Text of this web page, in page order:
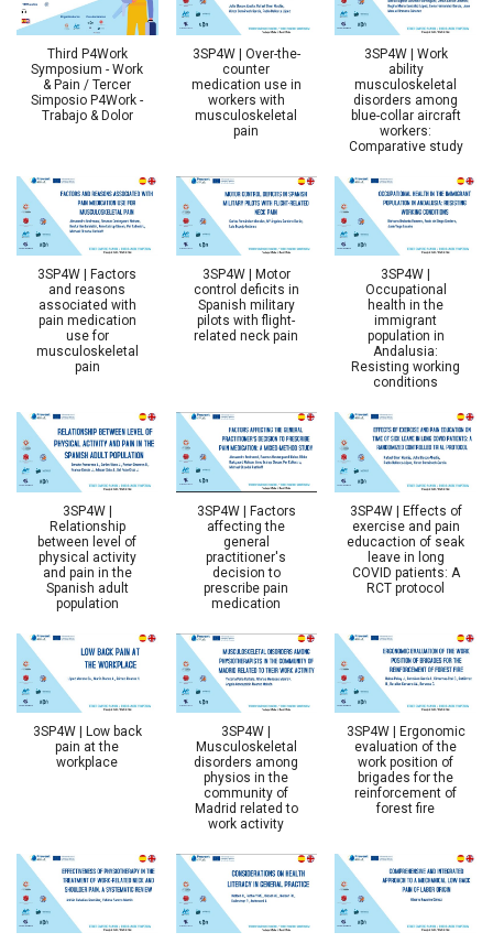
Third P4Work
Symposium - Work
& Pain / Tercer
Simposio P4Work -
Trabajo & Dolor
3SP4W | Over-the-
counter
medication use in
workers with
musculoskeletal
pain
3SP4W | Work
ability
musculoskeletal
disorders among
blue-collar aircraft
workers:
Comparative study
3SP4W | Factors
and reasons
associated with
pain medication
use for
musculoskeletal
pain
3SP4W | Motor
control deficits in
Spanish military
pilots with flight-
related neck pain
3SP4W |
Occupational
health in the
immigrant
population in
Andalusia:
Resisting working
conditions
3SP4W |
Relationship
between level of
physical activity
and pain in the
Spanish adult
population
3SP4W | Factors
affecting the
general
practitioner's
decision to
prescribe pain
medication
3SP4W | Effects of
exercise and pain
educaction of seak
leave in long
COVID patients: A
RCT protocol
3SP4W | Low back
pain at the
workplace
3SP4W |
Musculoskeletal
disorders among
physios in the
community of
Madrid related to
work activity
3SP4W | Ergonomic
evaluation of the
work position of
brigades for the
reinforcement of
forest fire